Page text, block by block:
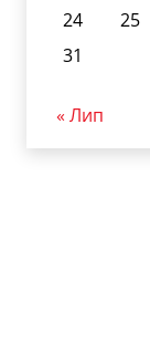
24
25
31
« Лип